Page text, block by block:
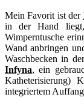
Mein Favorit ist der
in der Hand
Wimperntusche
Wand anbringen
Waschbecken in
Infyna, ein
Katheterisierung)
integriertem